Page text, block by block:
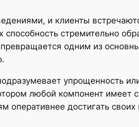
и клиенты
способность стремительно
превращается одним из
упрощенность
любой компонент
оперативнее достигать